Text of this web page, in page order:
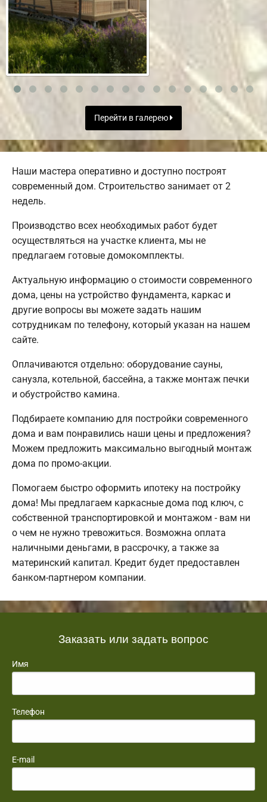
Перейти в галерею
Наши мастера оперативно и доступно построят
современный дом. Строительство занимает от 2
недель.
Производство всех необходимых работ будет
осуществляться на участке клиента, мы не
предлагаем готовые домокомплекты.
Актуальную информацию о стоимости современного
дома, цены на устройство фундамента, каркас и
другие вопросы вы можете задать нашим
сотрудникам по телефону, который указан на нашем
сайте.
Оплачиваются отдельно: оборудование сауны,
санузла, котельной, бассейна, а также монтаж печки
и обустройство камина.
Подбираете компанию для постройки современного
дома и вам понравились наши цены и предложения?
Можем предложить максимально выгодный монтаж
дома по промо-акции.
Помогаем быстро оформить ипотеку на постройку
дома! Мы предлагаем каркасные дома под ключ, с
собственной транспортировкой и монтажом - вам ни
о чем не нужно тревожиться. Возможна оплата
наличными деньгами, в рассрочку, а также за
материнский капитал. Кредит будет предоставлен
банком-партнером компании.
Заказать или задать вопрос
Имя
Телефон
E-mail